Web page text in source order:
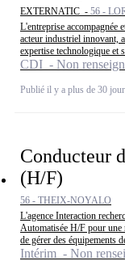
EXTERNATIC - 56 -
L'entreprise accompagnée
acteur industriel innovant,
expertise technologique et
CDI - Non
Publié il y a plus de 30
Conducteur
(H/F)
56 - THEIX-NOYALO
L'agence Interaction
Automatisée H/F pour une
de gérer des équipements
Intérim - Non